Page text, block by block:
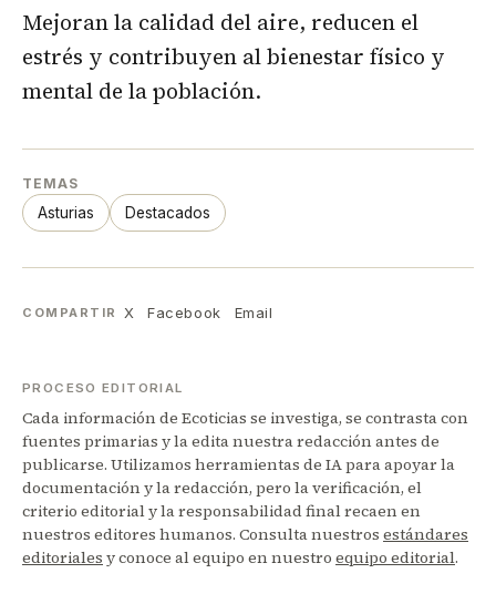
Mejoran la calidad del aire, reducen el
estrés y contribuyen al bienestar físico y
mental de la población.
TEMAS
Asturias Destacados
COMPARTIR X Facebook Email
PROCESO EDITORIAL
Cada información de Ecoticias se investiga, se contrasta con
fuentes primarias y la edita nuestra redacción antes de
publicarse. Utilizamos herramientas de IA para apoyar la
documentación y la redacción, pero la verificación, el
criterio editorial y la responsabilidad final recaen en
nuestros editores humanos. Consulta nuestros estándares
editoriales y conoce al equipo en nuestro equipo editorial.